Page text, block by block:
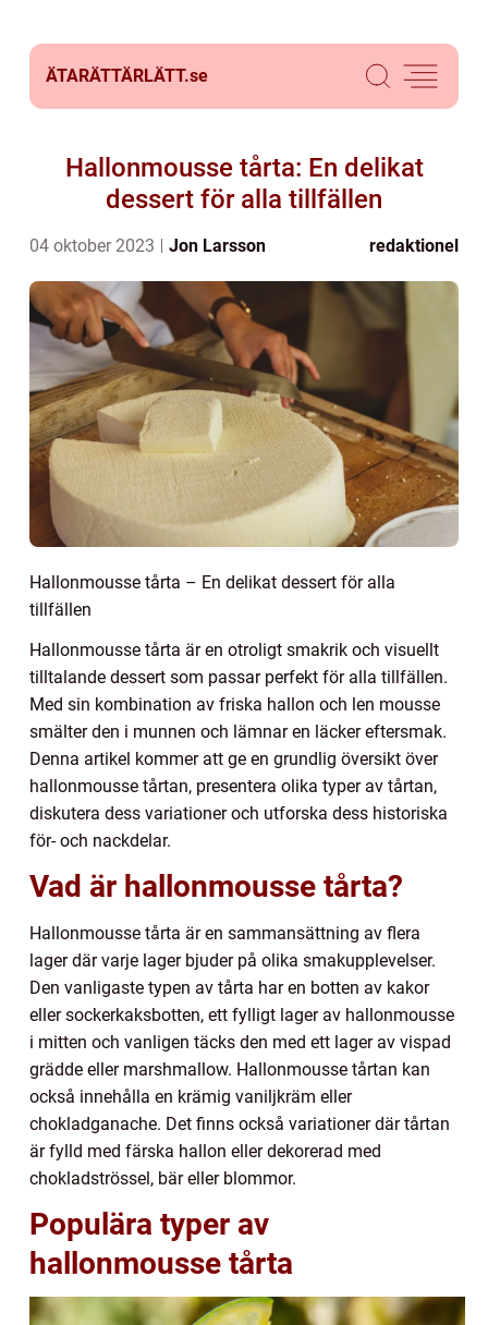
ÄTARÄTTÄRLÄTT.se
Hallonmousse tårta: En delikat
dessert för alla tillfällen
04 oktober 2023 Jon Larsson redaktionel
Hallonmousse tårta – En delikat dessert för alla
tillfällen
Hallonmousse tårta är en otroligt smakrik och visuellt
tilltalande dessert som passar perfekt för alla tillfällen.
Med sin kombination av friska hallon och len mousse
smälter den i munnen och lämnar en läcker eftersmak.
Denna artikel kommer att ge en grundlig översikt över
hallonmousse tårtan, presentera olika typer av tårtan,
diskutera dess variationer och utforska dess historiska
för- och nackdelar.
Vad är hallonmousse tårta?
Hallonmousse tårta är en sammansättning av flera
lager där varje lager bjuder på olika smakupplevelser.
Den vanligaste typen av tårta har en botten av kakor
eller sockerkaksbotten, ett fylligt lager av hallonmousse
i mitten och vanligen täcks den med ett lager av vispad
grädde eller marshmallow. Hallonmousse tårtan kan
också innehålla en krämig vaniljkräm eller
chokladganache. Det finns också variationer där tårtan
är fylld med färska hallon eller dekorerad med
chokladströssel, bär eller blommor.
Populära typer av
hallonmousse tårta